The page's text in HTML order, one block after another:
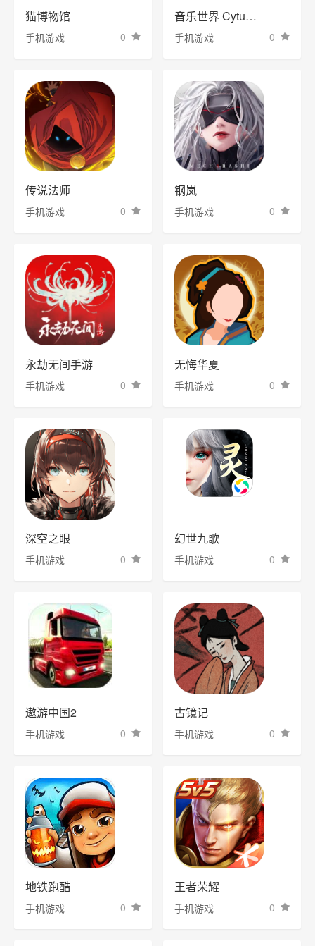
猫博物馆
手机游戏 0
音乐世界 Cytus II
手机游戏 0
传说法师
手机游戏 0
钢岚
手机游戏 0
永劫无间手游
手机游戏 0
无悔华夏
手机游戏 0
深空之眼
手机游戏 0
幻世九歌
手机游戏 0
遨游中国2
手机游戏 0
古镜记
手机游戏 0
地铁跑酷
手机游戏 0
王者荣耀
手机游戏 0